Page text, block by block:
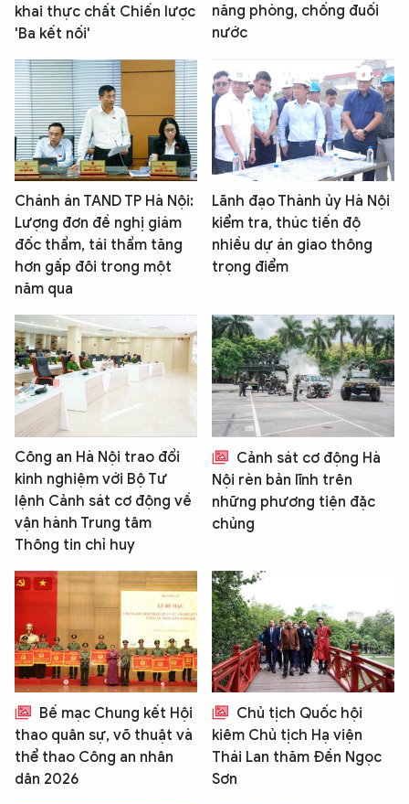
khai thực chất Chiến lược
'Ba kết nối'
năng phòng, chống đuối
nước
Chánh án TAND TP Hà Nội:
Lượng đơn đề nghị giám
đốc thẩm, tái thẩm tăng
hơn gấp đôi trong một
năm qua
Lãnh đạo Thành ủy Hà Nội
kiểm tra, thúc tiến độ
nhiều dự án giao thông
trọng điểm
Công an Hà Nội trao đổi
kinh nghiệm với Bộ Tư
lệnh Cảnh sát cơ động về
vận hành Trung tâm
Thông tin chỉ huy
Cảnh sát cơ động Hà
Nội rèn bản lĩnh trên
những phương tiện đặc
chủng
Bế mạc Chung kết Hội
thao quân sự, võ thuật và
thể thao Công an nhân
dân 2026
Chủ tịch Quốc hội
kiêm Chủ tịch Hạ viện
Thái Lan thăm Đền Ngọc
Sơn